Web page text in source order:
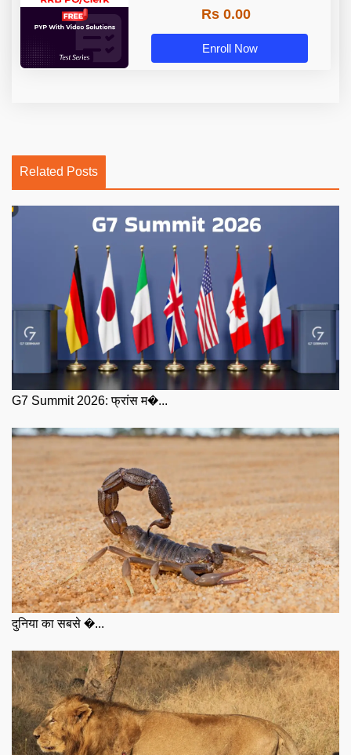
Rs 0.00
Enroll Now
Related Posts
G7 Summit 2026: फ्रांस म�...
दुनिया का सबसे �...